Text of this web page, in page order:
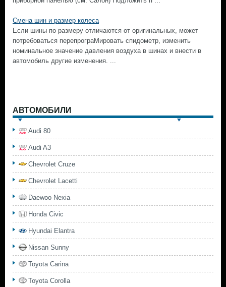
Смена шин и размер колеса
Если шины по размеру отличаются от оригинальных, может
потребоваться перепрограМировать спидометр, изменить
номинальное значение давления воздуха в шинах и внести в
автомобиль другие изменения. ...
АВТОМОБИЛИ
Audi 80
Audi A3
Chevrolet Cruze
Chevrolet Lacetti
Daewoo Nexia
Honda Civic
Hyundai Elantra
Nissan Sunny
Toyota Carina
Toyota Corolla